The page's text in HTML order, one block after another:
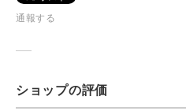
通報する
ショップの評価